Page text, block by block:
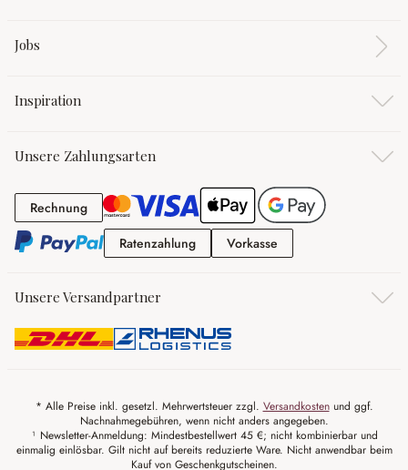
Jobs
Inspiration
Unsere Zahlungsarten
RechnungRechnung
RatenzahlungRatenzahlung
Vorkasse
Unsere Versandpartner
* Alle Preise inkl. gesetzl. Mehrwertsteuer zzgl. Versandkostenund ggf.
Nachnahmegebühren, wenn nicht anders angegeben.
¹ Newsletter-Anmeldung: Mindestbestellwert 45 €; nicht kombinierbar und
einmalig einlösbar. Gilt nicht auf bereits reduzierte Ware. Nicht anwendbar beim
Kauf von Geschenkgutscheinen.